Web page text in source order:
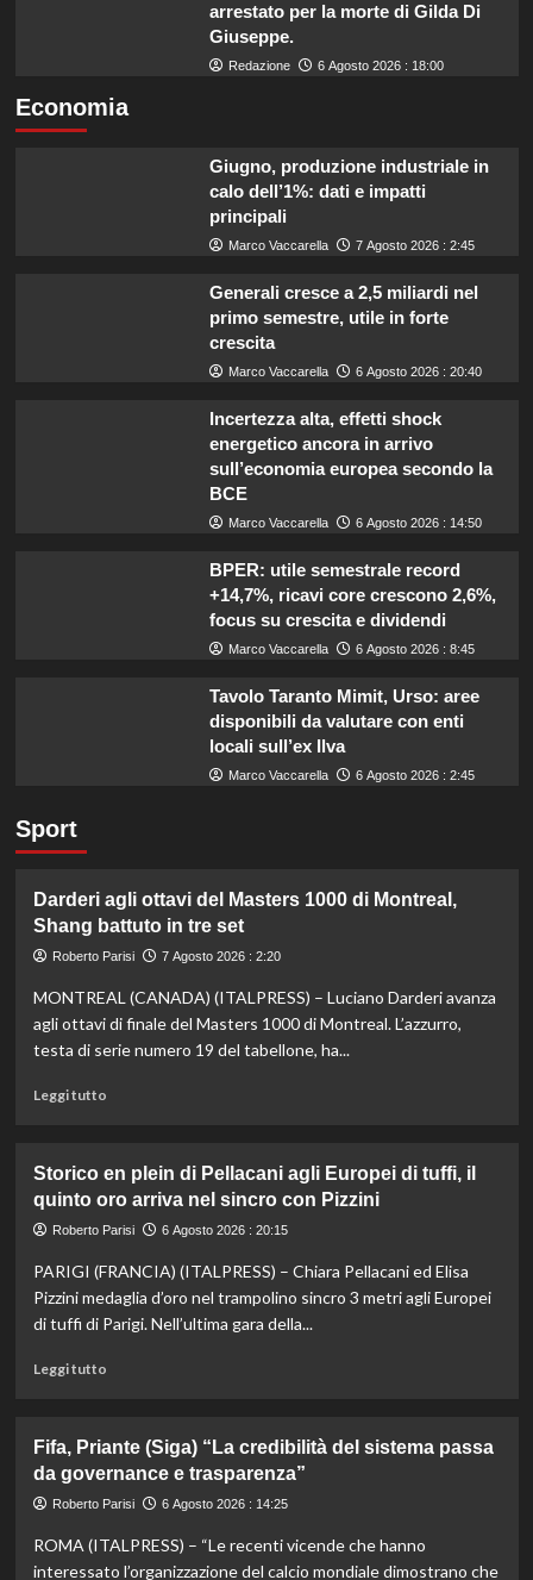
arrestato per la morte di Gilda Di
Giuseppe.
Redazione 6 Agosto 2026 : 18:00
Economia
Giugno, produzione industriale in
calo dell’1%: dati e impatti
principali
Marco Vaccarella 7 Agosto 2026 : 2:45
Generali cresce a 2,5 miliardi nel
primo semestre, utile in forte
crescita
Marco Vaccarella 6 Agosto 2026 : 20:40
Incertezza alta, effetti shock
energetico ancora in arrivo
sull’economia europea secondo la
BCE
Marco Vaccarella 6 Agosto 2026 : 14:50
BPER: utile semestrale record
+14,7%, ricavi core crescono 2,6%,
focus su crescita e dividendi
Marco Vaccarella 6 Agosto 2026 : 8:45
Tavolo Taranto Mimit, Urso: aree
disponibili da valutare con enti
locali sull’ex Ilva
Marco Vaccarella 6 Agosto 2026 : 2:45
Sport
Darderi agli ottavi del Masters 1000 di Montreal,
Shang battuto in tre set
Roberto Parisi 7 Agosto 2026 : 2:20
MONTREAL (CANADA) (ITALPRESS) – Luciano Darderi avanza
agli ottavi di finale del Masters 1000 di Montreal. L’azzurro,
testa di serie numero 19 del tabellone, ha...
Leggi tuttoLeggi
Darderi
agli
ottavi
Masters
1000
di
set
Storico en plein di Pellacani agli Europei di tuffi, il
quinto oro arriva nel sincro con Pizzini
Roberto Parisi 6 Agosto 2026 : 20:15
PARIGI (FRANCIA) (ITALPRESS) – Chiara Pellacani ed Elisa
Pizzini medaglia d’oro nel trampolino sincro 3 metri agli Europei
di tuffi di Parigi. Nell’ultima gara della...
Leggi tuttoLeggi
Storico
en
plein
Pellacani
agli
Fifa, Priante (Siga) “La credibilità del sistema passa
da governance e trasparenza”
Roberto Parisi 6 Agosto 2026 : 14:25
ROMA (ITALPRESS) – “Le recenti vicende che hanno
interessato l’organizzazione del calcio mondiale dimostrano che